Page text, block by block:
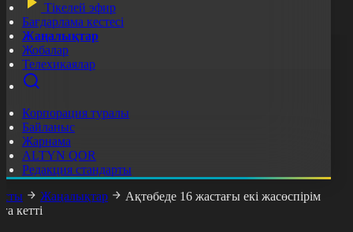
Тікелей эфир
Бағдарлама кестесі
Жаңалықтар
Жобалар
Телехикаялар
Корпорация туралы
Байланыс
Жарнама
ALTYN QOR
Редакция стандарты
Жаңалықтар
Ақтөбеде 16 жастағы екі жасөспірім
кетті